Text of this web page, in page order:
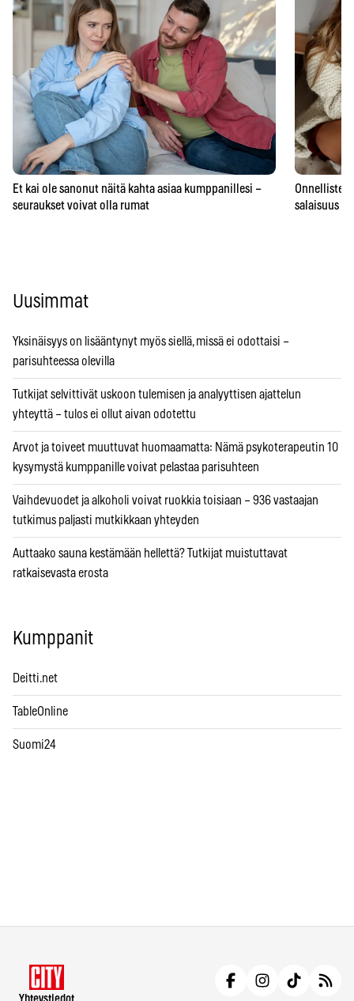
Et kai ole sanonut näitä kahta asiaa kumppanillesi –
seuraukset voivat olla rumat
Onnellisten
salaisuus –
Uusimmat
Yksinäisyys on lisääntynyt myös siellä, missä ei odottaisi –
parisuhteessa olevilla
Tutkijat selvittivät uskoon tulemisen ja analyyttisen ajattelun
yhteyttä – tulos ei ollut aivan odotettu
Arvot ja toiveet muuttuvat huomaamatta: Nämä psykoterapeutin 10
kysymystä kumppanille voivat pelastaa parisuhteen
Vaihdevuodet ja alkoholi voivat ruokkia toisiaan – 936 vastaajan
tutkimus paljasti mutkikkaan yhteyden
Auttaako sauna kestämään hellettä? Tutkijat muistuttavat
ratkaisevasta erosta
Kumppanit
Deitti.net
TableOnline
Suomi24